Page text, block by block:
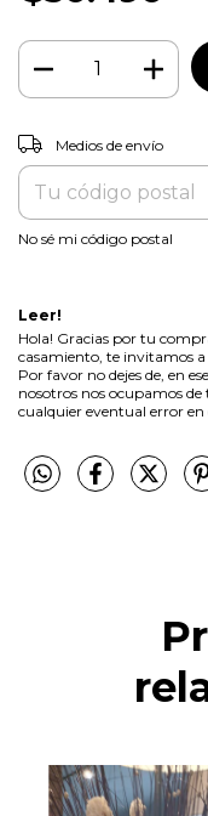
Entregas para el CP:
Medios de envío
No sé mi código postal
Leer!
Hola! Gracias por tu
casamiento, te invitamos
Por favor no dejes de, en
nosotros nos ocupamos
cualquier eventual error en